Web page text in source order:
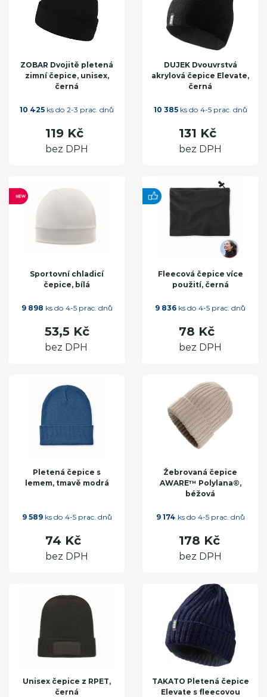
ZOBAR Dvojitě pletená
zimní čepice, unisex,
černá
10 425 ks do 2-3 prac. dnů
119 Kč
bez DPH
DUJEK Dvouvrstvá
akrylová čepice Elevate,
černá
10 385ks do 4-5 prac. dnů
131 Kč
bez DPH
Sportovní chladicí
čepice, bílá
9 898 ks do 4-5 prac. dnů
53,5 Kč
bez DPH
Fleecová čepice více
použití, černá
9 836 ks do 4-5 prac. dnů
78 Kč
bez DPH
Pletená čepice s
lemem, tmavě modrá
9 589ks do 4-5 prac. dnů
74 Kč
bez DPH
Žebrovaná čepice
AWARE™ Polylana®,
béžová
9 174 ks do 4-5 prac. dnů
178 Kč
bez DPH
Unisex čepice z RPET,
černá
TAKATO Pletená čepice
Elevate s fleecovou